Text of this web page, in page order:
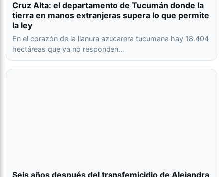
Cruz Alta: el departamento de Tucumán donde la
tierra en manos extranjeras supera lo que permite
la ley
En el corazón de la llanura azucarera tucumana hay 18.404
hectáreas que ya no responden…
Seis años después del transfemicidio de Alejandra